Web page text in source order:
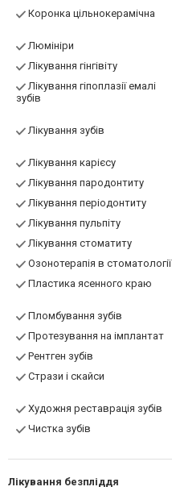
Коронка цільнокерамічна
Люмініри
Лікування гінгівіту
Лікування гіпоплазії емалі
зубів
Лікування зубів
Лікування карієсу
Лікування пародонтиту
Лікування періодонтиту
Лікування пульпіту
Лікування стоматиту
Озонотерапія в стоматології
Пластика ясенного краю
Пломбування зубів
Протезування на імплантат
Рентген зубів
Стрази і скайси
Художня реставрація зубів
Чистка зубів
Лікування безпліддя